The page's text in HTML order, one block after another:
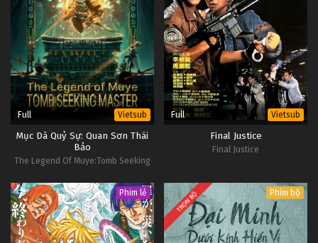
Full Vietsub
Mục Dã Quỷ Sự: Quan Sơn Thái
Bảo
The Legend Of Muye:Tomb Seeking
Full Vietsub
Final Justice
Final Justice
Phim lẻ TRỌN BỘ Phim bộ